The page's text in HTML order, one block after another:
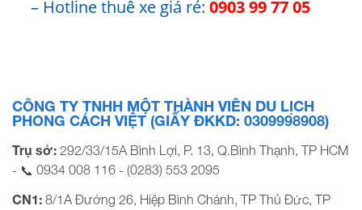
– Hotline thuê xe giá rẻ: 0903 99 77 05
CÔNG TY TNHH MỘT THÀNH VIÊN DU LỊCH
PHONG CÁCH VIỆT (GIẤY ĐKKD: 0309998908)
Trụ sở: 292/33/15A Bình Lợi, P. 13, Q.Bình Thạnh, TP HCM
- 📞 0934 008 116 - (0283) 553 2095
CN1: 8/1A Đường 26, Hiệp Bình Chánh, TP Thủ Đức, TP